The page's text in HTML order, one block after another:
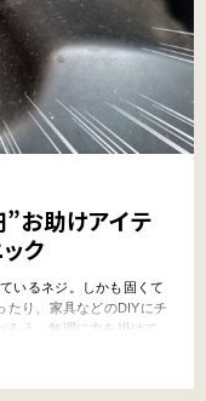
お助けアイテ
ク
いるネジ。しかも固くて
り、家具などのDIYにチ
ろう。無理に力を掛けて
、廃材を利用した“お婆
…